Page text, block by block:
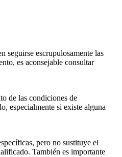
seguirse escrupulosamente las
es aconsejable consultar
de las condiciones de
especialmente si existe alguna
pero no sustituye el
También es importante